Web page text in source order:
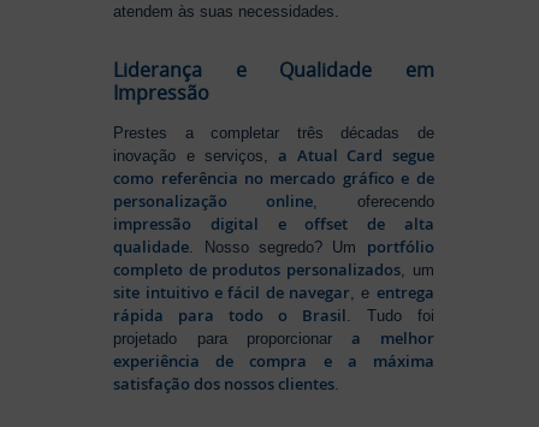
atendem às suas necessidades.
Liderança e Qualidade em
Impressão
Prestes a completar três décadas de
inovação e serviços,a Atual Card segue
como referência no mercado gráfico e de
personalização online, oferecendo
impressão digital e offset de alta
qualidade . Nosso segredo? Um portfólio
completo de produtos personalizados , um
site intuitivo e fácil de navegar , e entrega
rápida para todo o Brasil . Tudo foi
projetado para proporcionara melhor
experiência de compra e a máxima
satisfação dos nossos clientes